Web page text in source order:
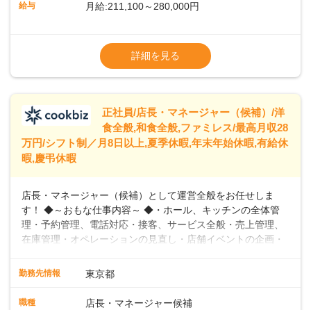
います。私たちは、多様な働き方を提供し、ライフステージ
に合わせた柔軟な勤務時間や働きやすい環境を整えていま
います。
給与 月給:211,100～280,000円
※残業代全額支給
※経験に応じて応相談①ナショナル社員：月
給245,800円～②エリア社員 ：月給
詳細を見る
正社員/店長・マネージャー（候補）/洋
食全般,和食全般,ファミレス/最高月収28
万円/シフト制／月8日以上,夏季休暇,年末年始休暇,有給休
暇,慶弔休暇
店長・マネージャー（候補）として運営全般をお任せしま
す！ ◆～おもな仕事内容～ ◆・ホール、キッチンの全体管
理・予約管理、電話対応・接客、サービス全般・売上管理、
在庫管理・オペレーションの見直し・店舗イベントの企画・
入社後はスキルに合わせた業務からお任せしますので、徐々
向上を目指すDX推進～ ◆すかいらーくのレストランでは、
勤務先情報 東京都
職種 店長・マネージャー候補